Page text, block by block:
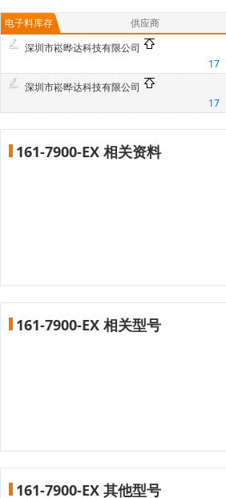
电子料库存 供应商
深圳市崧晔达科技有限公司
17
深圳市崧晔达科技有限公司
17
161-7900-EX 相关资料
161-7900-EX 相关型号
161-7900-EX 其他型号